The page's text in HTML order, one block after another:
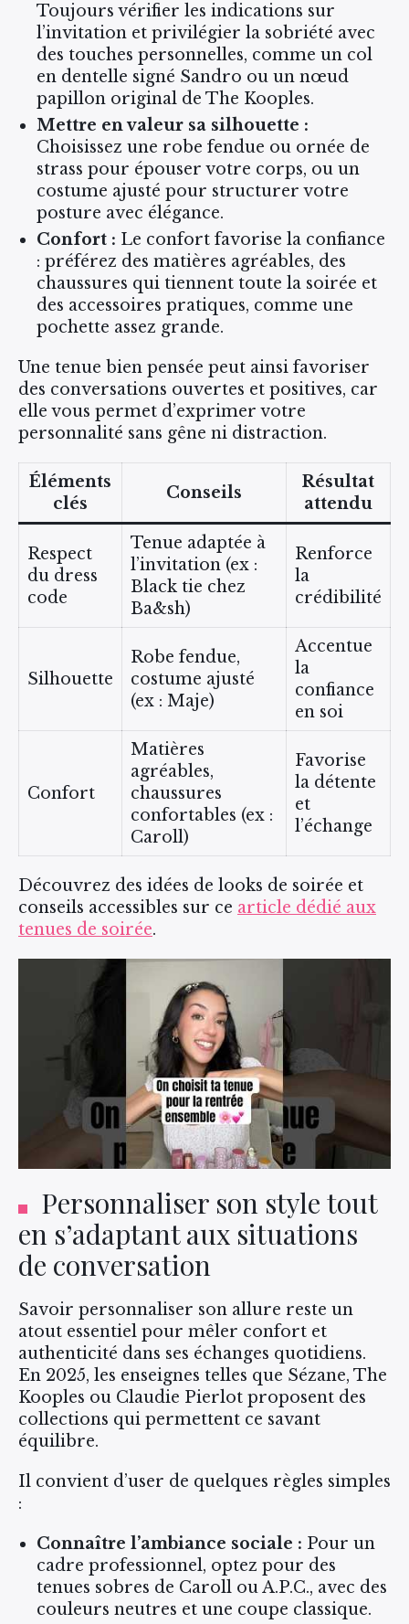
Toujours vérifier les indications sur
l’invitation et privilégier la sobriété avec
des touches personnelles, comme un col
en dentelle signé Sandro ou un nœud
papillon original de The Kooples.
Mettre en valeur sa silhouette :
Choisissez une robe fendue ou ornée de
strass pour épouser votre corps, ou un
costume ajusté pour structurer votre
posture avec élégance.
Confort : Le confort favorise la confiance
: préférez des matières agréables, des
chaussures qui tiennent toute la soirée et
des accessoires pratiques, comme une
pochette assez grande.
Une tenue bien pensée peut ainsi favoriser
des conversations ouvertes et positives, car
elle vous permet d’exprimer votre
personnalité sans gêne ni distraction.
Éléments
clés
Conseils
Résultat
attendu
Respect
du dress
code
Tenue adaptée à
l’invitation (ex :
Black tie chez
Ba&sh)
Renforce
la
crédibilité
Silhouette
Robe fendue,
costume ajusté
(ex : Maje)
Accentue
la
confiance
en soi
Confort
Matières
agréables,
chaussures
confortables (ex :
Caroll)
Favorise
la détente
et
l’échange
Découvrez des idées de looks de soirée et
conseils accessibles sur ce article dédié aux
tenues de soirée.
Personnaliser son style tout
en s’adaptant aux situations
de conversation
Savoir personnaliser son allure reste un
atout essentiel pour mêler confort et
authenticité dans ses échanges quotidiens.
En 2025, les enseignes telles que Sézane, The
Kooples ou Claudie Pierlot proposent des
collections qui permettent ce savant
équilibre.
Il convient d’user de quelques règles simples
:
Connaître l’ambiance sociale : Pour un
cadre professionnel, optez pour des
tenues sobres de Caroll ou A.P.C., avec des
couleurs neutres et une coupe classique.